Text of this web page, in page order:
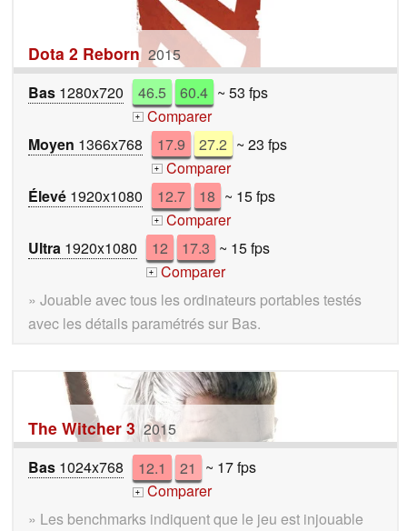
Dota 2 Reborn 2015
Bas 1280x720 46.5 60.4 ~ 53 fps
+ Comparer
Moyen 1366x768 17.9 27.2 ~ 23 fps
+ Comparer
Élevé 1920x1080 12.7 18 ~ 15 fps
+ Comparer
Ultra 1920x1080 12 17.3 ~ 15 fps
+ Comparer
» Jouable avec tous les ordinateurs portables testés
avec les détails paramétrés sur Bas.
The Witcher 3 2015
Bas 1024x768 12.1 21 ~ 17 fps
+ Comparer
» Les benchmarks indiquent que le jeu est injouable